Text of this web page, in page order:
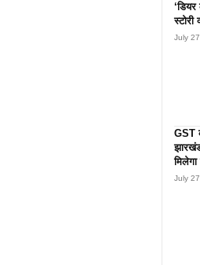
July
GST
झारखंड
July